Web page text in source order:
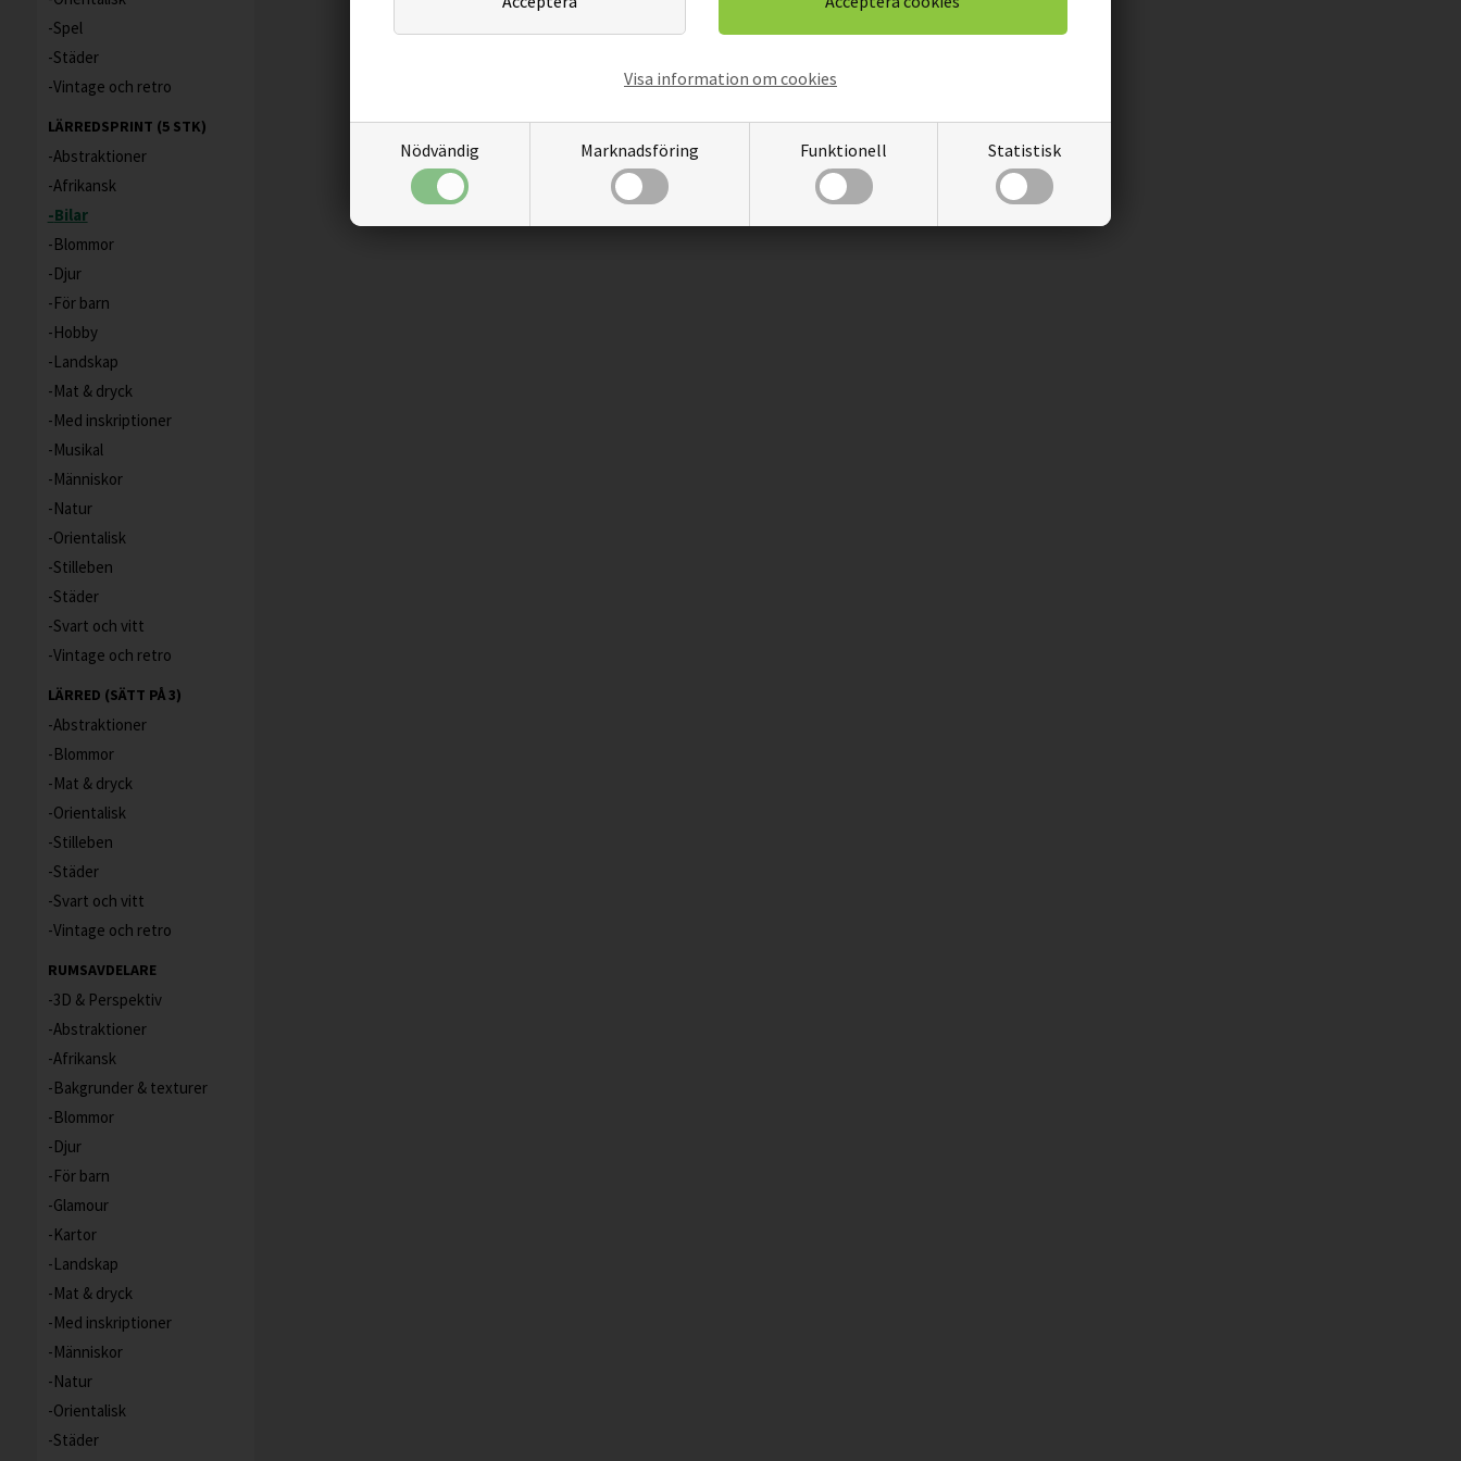
Nödvändig Marknadsföring Funktionell Statistisk
Visa information om cookies
Spel
Städer
Vintage och retro
LÄRREDSPRINT (5 STK)
Abstraktioner
Afrikansk
Bilar
Blommor
Djur
För barn
Hobby
Landskap
Mat & dryck
Med inskriptioner
Musikal
Människor
Natur
Orientalisk
Stilleben
Städer
Svart och vitt
Vintage och retro
LÄRRED (SÄTT PÅ 3)
Abstraktioner
Blommor
Mat & dryck
Orientalisk
Stilleben
Städer
Svart och vitt
Vintage och retro
RUMSAVDELARE
3D & Perspektiv
Abstraktioner
Afrikansk
Bakgrunder & texturer
Blommor
Djur
För barn
Glamour
Kartor
Landskap
Mat & dryck
Med inskriptioner
Människor
Natur
Orientalisk
Städer